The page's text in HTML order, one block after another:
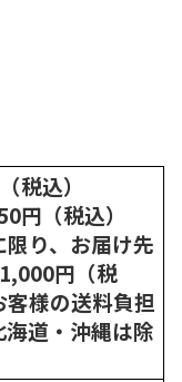
税込）
円（税込）
限り、お届け先
円（税
様の送料負担
道・沖縄は除